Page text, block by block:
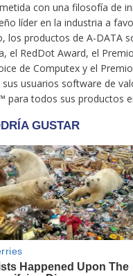
con una filosofía de
líder en la industria a
los productos de A-DATA
el RedDot Award, el
de Computex y el
usuarios software de
para todos sus productos